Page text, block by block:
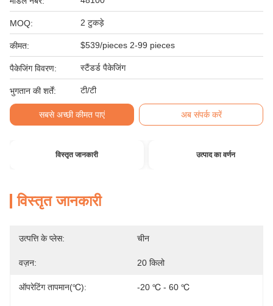
MOQ: 2 टुकड़े
कीमत: $539/pieces 2-99 pieces
पैकेजिंग विवरण: स्टैंडर्ड पैकेजिंग
भुगतान की शर्तें: टी/टी
सबसे अच्छी कीमत पाएं अब संपर्क करें
विस्तृत जानकारी उत्पाद का वर्णन
विस्तृत जानकारी
उत्पत्ति के प्लेस: चीन
वज़न: 20 किलो
ऑपरेटिंग तापमान(℃): -20 ℃ - 60 ℃